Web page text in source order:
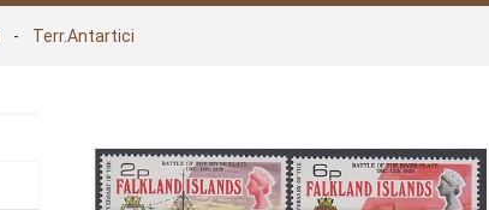
- Terr.Antartici